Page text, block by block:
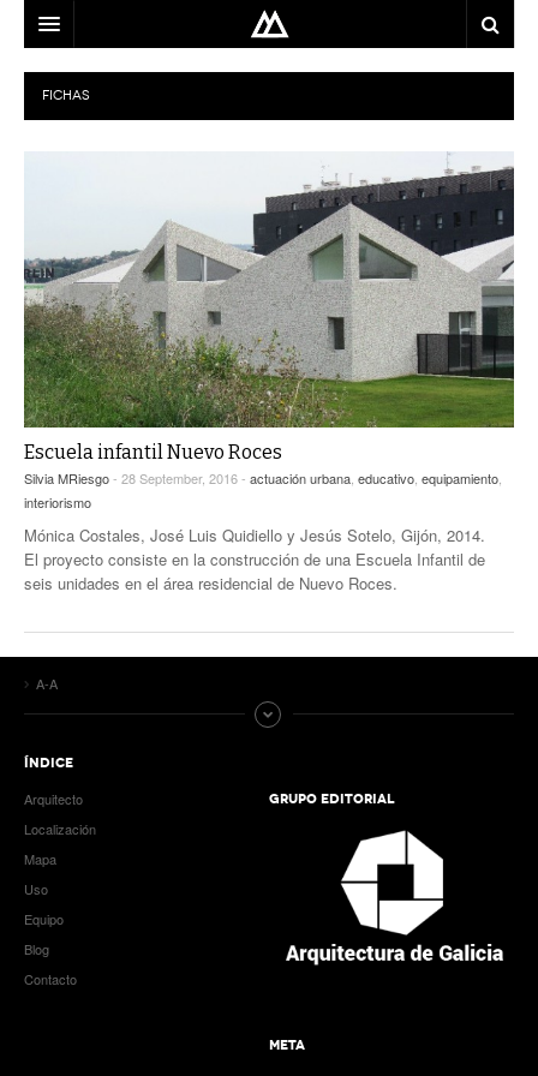
ARQUITECTO
LOCALIZACIÓN
EQUIPO
BLOG
CONTACTO
FICHAS
Escuela infantil Nuevo Roces
Silvia MRiesgo- 28 September, 2016 - actuación urbana educativo equipamiento
interiorismo
Mónica Costales, José Luis Quidiello y Jesús Sotelo, Gijón, 2014.
El proyecto consiste en la construcción de una Escuela Infantil de
seis unidades en el área residencial de Nuevo Roces.
A-A
ÍNDICE
Arquitecto
Localización
Mapa
Uso
Equipo
Blog
Contacto
GRUPO EDITORIAL
META